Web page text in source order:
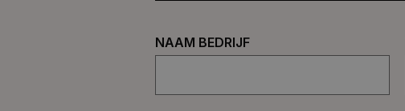
NAAM BEDRIJF